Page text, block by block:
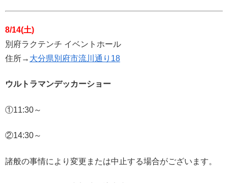
8/14(土)
別府ラクテンチ イベントホール
住所→ 大分県別府市流川通り18
ウルトラマンデッカーショー
①11:30～
②14:30～
諸般の事情により変更または中止する場合がございます。